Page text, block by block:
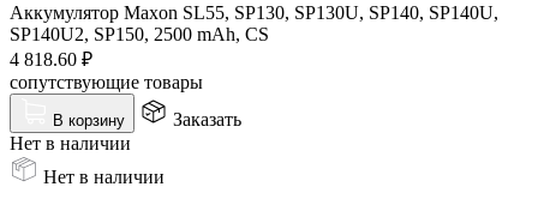
Аккумулятор Maxon SL55, SP130, SP130U, SP140, SP140U,
SP140U2, SP150, 2500 mAh, CS
4 818.60 ₽
сопутствующие товары
В корзину
Заказать
Нет в наличии
Нет в наличии